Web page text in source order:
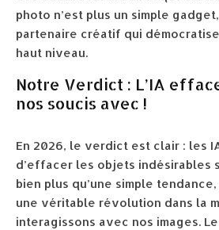
photo n’est plus un simple
partenaire créatif qui
haut niveau.
Notre Verdict : L’IA
nos soucis avec !
En 2026, le verdict est clair : les
d’effacer les objets indésirables
bien plus qu’une simple
une véritable révolution dans la
interagissons avec nos images.